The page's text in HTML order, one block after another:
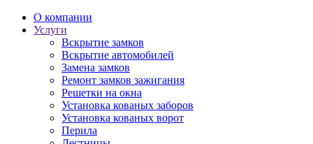
О компании
Услуги
Вскрытие замков
Вскрытие автомобилей
Замена замков
Ремонт замков зажигания
Решетки на окна
Установка кованых заборов
Установка кованых ворот
Перила